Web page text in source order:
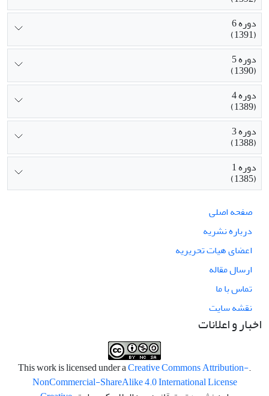
دوره 6
(1391)
دوره 5
(1390)
دوره 4
(1389)
دوره 3
(1388)
دوره 1
(1385)
صفحه اصلی
درباره نشریه
اعضای هیات تحریریه
ارسال مقاله
تماس با ما
نقشه سایت
اخبار و اعلانات
.This work is licensed under a
Creative Commons Attribution-
NonCommercial-ShareAlike 4.0 International License